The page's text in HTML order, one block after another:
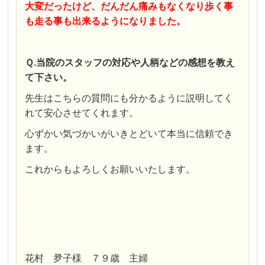
大変だったけど、だんだん痛みもなくなり歩く事
も走る事も出来るようになりました。
Ｑ.当院のスタッフの対応や人柄などの感想を教え
て下さい。
先生はこちらの質問にも分かるように説明してく
れて安心させてくれます。
心ずかい気づかいがいきとどいて本当に信頼でき
ます。
これからもよろしくお願いいたします。
花村 夛子様 ７９歳 主婦